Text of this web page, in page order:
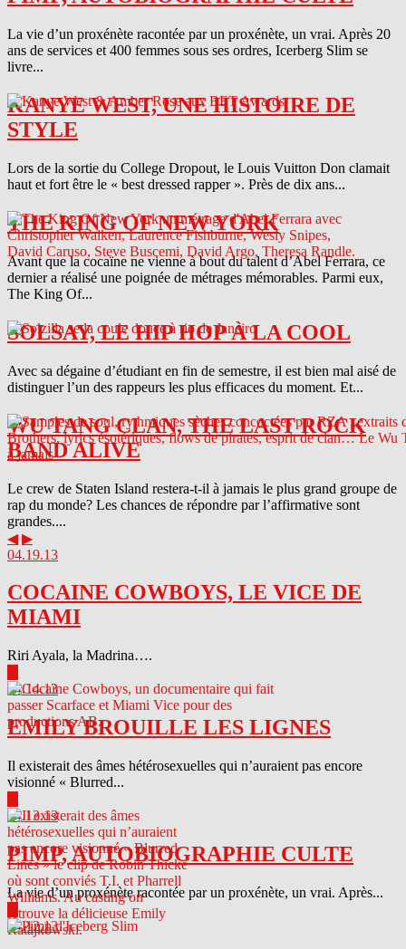
La vie d’un proxénète racontée par un proxénète, un vrai. Après 20
ans de services et 400 femmes sous ses ordres, Icerberg Slim se
livre...
KANYE WEST, UNE HISTOIRE DE
STYLE
Lors de la sortie du College Dropout, le Louis Vuitton Don clamait
haut et fort être le « best dressed rapper ». Près de dix ans...
THE KING OF NEW YORK
Avant que la cocaïne ne vienne à bout du talent d’Abel Ferrara, ce
dernier a réalisé une poignée de métrages mémorables. Parmi eux,
The King Of...
SOLSAY, LE HIP HOP À LA COOL
Avec sa dégaine d’étudiant en fin de semestre, il est bien mal aisé de
distinguer l’un des rappeurs les plus efficaces du moment. Et...
WU TANG CLAN, THE LAST ROCK
BAND ALIVE
Le crew de Staten Island restera-t-il à jamais le plus grand groupe de
rap du monde? Les chances de répondre par l’affirmative sont
grandes....
◀ ▶
04.19.13
COCAINE COWBOYS, LE VICE DE
MIAMI
Riri Ayala, la Madrina….
04.14.13
EMILY BROUILLE LES LIGNES
Il existerait des âmes hétérosexuelles qui n’auraient pas encore
visionné « Blurred...
04.13.13
PIMP, AUTOBIOGRAPHIE CULTE
La vie d’un proxénète racontée par un proxénète, un vrai. Après...
04.12.13